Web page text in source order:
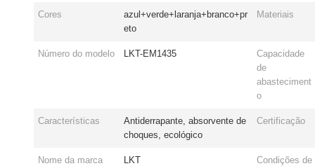
Cores
azul+verde+laranja+branco+pr
eto
Materiais
Número do modelo LKT-EM1435
Capacidade
de
abasteciment
o
Características
Antiderrapante, absorvente de
choques, ecológico
Certificação
Nome da marca LKT
Condições de